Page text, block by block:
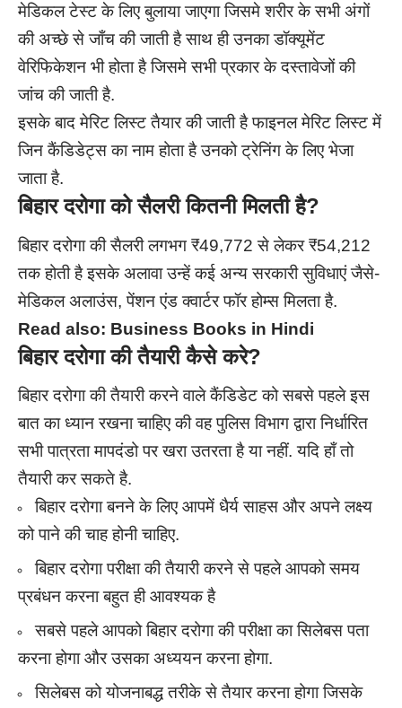
मेडिकल टेस्ट के लिए बुलाया जाएगा जिसमे शरीर के सभी अंगों
की अच्छे से जाँच की जाती है साथ ही उनका डॉक्यूमेंट
वेरिफिकेशन भी होता है जिसमे सभी प्रकार के दस्तावेजों की
जांच की जाती है.
इसके बाद मेरिट लिस्ट तैयार की जाती है फाइनल मेरिट लिस्ट में
जिन कैंडिडेट्स का नाम होता है उनको ट्रेनिंग के लिए भेजा
जाता है.
बिहार दरोगा को सैलरी कितनी मिलती है?
बिहार दरोगा की सैलरी लगभग ₹49,772 से लेकर ₹54,212
तक होती है इसके अलावा उन्हें कई अन्य सरकारी सुविधाएं जैसे-
मेडिकल अलाउंस, पेंशन एंड क्वार्टर फॉर होम्स मिलता है.
Read also: Business Books in Hindi
बिहार दरोगा की तैयारी कैसे करे?
बिहार दरोगा की तैयारी करने वाले कैंडिडेट को सबसे पहले इस
बात का ध्यान रखना चाहिए की वह पुलिस विभाग द्वारा निर्धारित
सभी पात्रता मापदंडो पर खरा उतरता है या नहीं. यदि हाँ तो
तैयारी कर सकते है.
बिहार दरोगा बनने के लिए आपमें धैर्य साहस और अपने लक्ष्य
को पाने की चाह होनी चाहिए.
बिहार दरोगा परीक्षा की तैयारी करने से पहले आपको समय
प्रबंधन करना बहुत ही आवश्यक है
सबसे पहले आपको बिहार दरोगा की परीक्षा का सिलेबस पता
करना होगा और उसका अध्ययन करना होगा.
सिलेबस को योजनाबद्ध तरीके से तैयार करना होगा जिसके